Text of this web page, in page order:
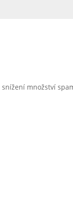
snížení množství